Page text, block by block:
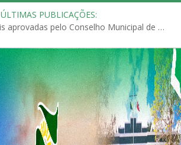
ÚLTIMAS PUBLICAÇÕES:
Políticas Municipais aprovadas pelo Conselho Municipal de Educação (CME)